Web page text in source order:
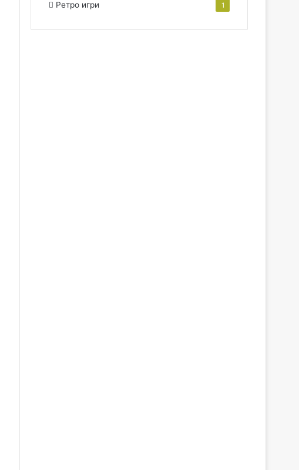
Ретро игри 1